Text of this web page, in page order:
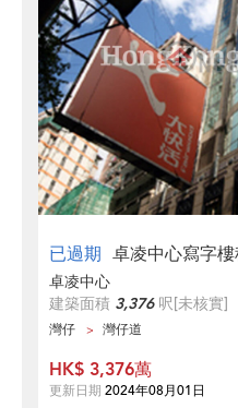
已過期 卓凌中心寫字
卓凌中心
建築面積 3,376呎[未核實]
灣仔 灣仔道
HK$ 3,376萬
更新日期 2024年08月01日